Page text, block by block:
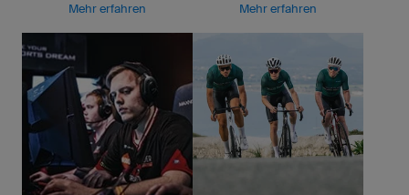
Mehr erfahren
Mehr erfahren